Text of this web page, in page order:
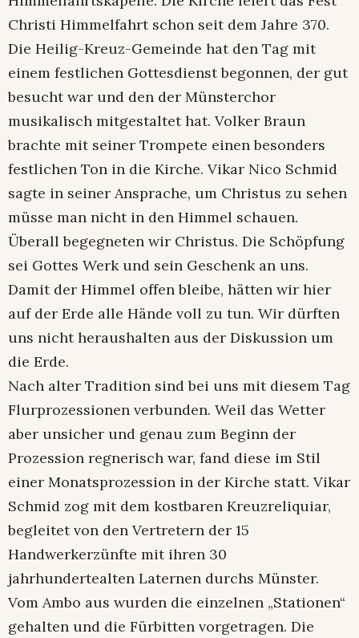
Christi Himmelfahrt schon seit dem Jahre 370.
Die Heilig-Kreuz-Gemeinde hat den Tag mit
einem festlichen Gottesdienst begonnen, der gut
besucht war und den der Münsterchor
musikalisch mitgestaltet hat. Volker Braun
brachte mit seiner Trompete einen besonders
festlichen Ton in die Kirche. Vikar Nico Schmid
sagte in seiner Ansprache, um Christus zu sehen
müsse man nicht in den Himmel schauen.
Überall begegneten wir Christus. Die Schöpfung
sei Gottes Werk und sein Geschenk an uns.
Damit der Himmel offen bleibe, hätten wir hier
auf der Erde alle Hände voll zu tun. Wir dürften
uns nicht heraushalten aus der Diskussion um
die Erde.
Nach alter Tradition sind bei uns mit diesem Tag
Flurprozessionen verbunden. Weil das Wetter
aber unsicher und genau zum Beginn der
Prozession regnerisch war, fand diese im Stil
einer Monatsprozession in der Kirche statt. Vikar
Schmid zog mit dem kostbaren Kreuzreliquiar,
begleitet von den Vertretern der 15
Handwerkerzünfte mit ihren 30
jahrhundertealten Laternen durchs Münster.
Vom Ambo aus wurden die einzelnen „Stationen“
gehalten und die Fürbitten vorgetragen. Die